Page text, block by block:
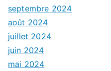
septembre 2024
août 2024
juillet 2024
juin 2024
mai 2024